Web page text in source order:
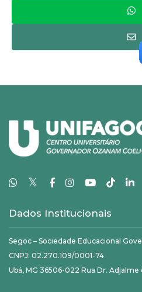
𝕏
Dados Institucionais
Segoc – Sociedade Educacional
CNPJ: 02.270.109/0001-74
Ubá, MG 36506-022 Rua Dr. Adjalme